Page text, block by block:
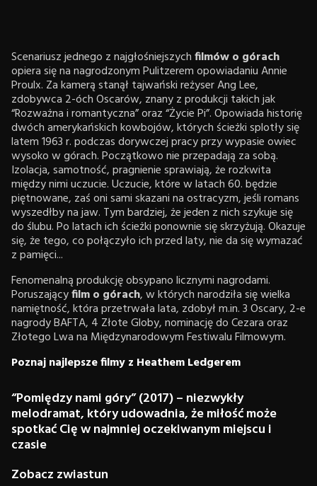
Scenariusz jednego z najgłośniejszychfilmów o górach
opiera się na nagrodzonym Pulitzerem opowiadaniu Annie
Proulx. Za kamerą stanął tajwański reżyser Ang Lee,
zdobywca 2-óch Oscarów, znany z produkcji takich jak
“Rozważna i romantyczna” oraz “Życie Pi”. Opowiada historię
dwóch amerykańskich kowbojów, których ścieżki splotły się
latem 1963 r. podczas dorywczej pracy przy wypasie owiec
wysoko w górach. Początkowo nie przepadają za sobą.
Izolacja, samotność, pragnienie sprawiają, że rozkwita
między nimi uczucie. Uczucie, które w latach 60. będzie
piętnowane, zaś oni sami skazani na ostracyzm, jeśli romans
wyszedłby na jaw. Tym bardziej, że jeden z nich szykuje się
do ślubu. Po latach ich ścieżki ponownie się skrzyżują. Okazuje
się, że tego, co połączyło ich przed laty, nie da się wymazać
z pamięci...
Fenomenalną produkcję obsypano licznymi nagrodami.
Poruszającyfilm o górach, w których narodziła się wielka
namiętność, która przetrwała lata, zdobył m.in. 3 Oscary, 2-e
nagrody BAFTA, 4 Złote Globy, nominację do Cezara oraz
Złotego Lwa na Międzynarodowym Festiwalu Filmowym.
Poznaj najlepsze filmy z Heathem Ledgerem
“Pomiędzy nami góry” (2017) – niezwykły
melodramat, który udowadnia, że miłość może
spotkać Cię w najmniej oczekiwanym miejscu i
czasie
Zobacz zwiastun